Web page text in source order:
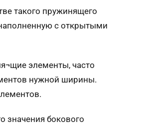
такого пружинящего
с открытыми
элементы, часто
нужной ширины.
значения бокового